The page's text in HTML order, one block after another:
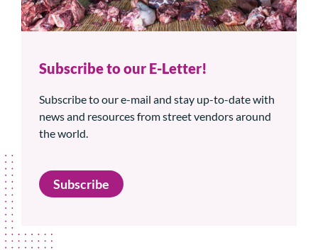
Subscribe to our E-Letter!
Subscribe to our e-mail and stay up-to-date with
news and resources from street vendors around
the world.
Subscribe